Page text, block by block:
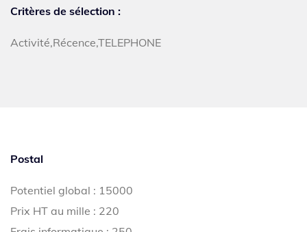
Critères de sélection :
Activité,Récence,TELEPHONE
Postal
Potentiel global : 15000
Prix HT au mille : 220